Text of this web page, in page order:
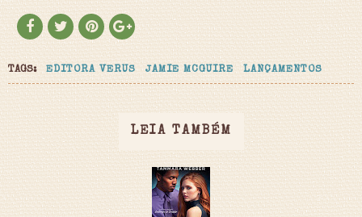
TAGS: EDITORA VERUS JAMIE MCGUIRE LANÇAMENTOS
LEIA TAMBÉM